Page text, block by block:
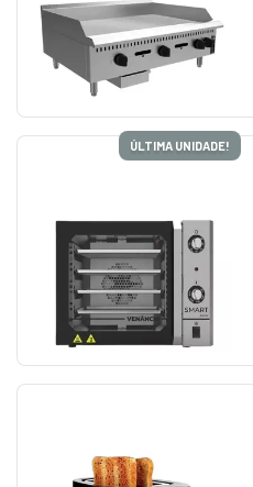
ÚLTIMA UNIDADE!